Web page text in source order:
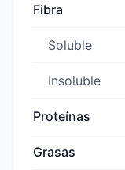
Fibra
Soluble
Insoluble
Proteínas
Grasas